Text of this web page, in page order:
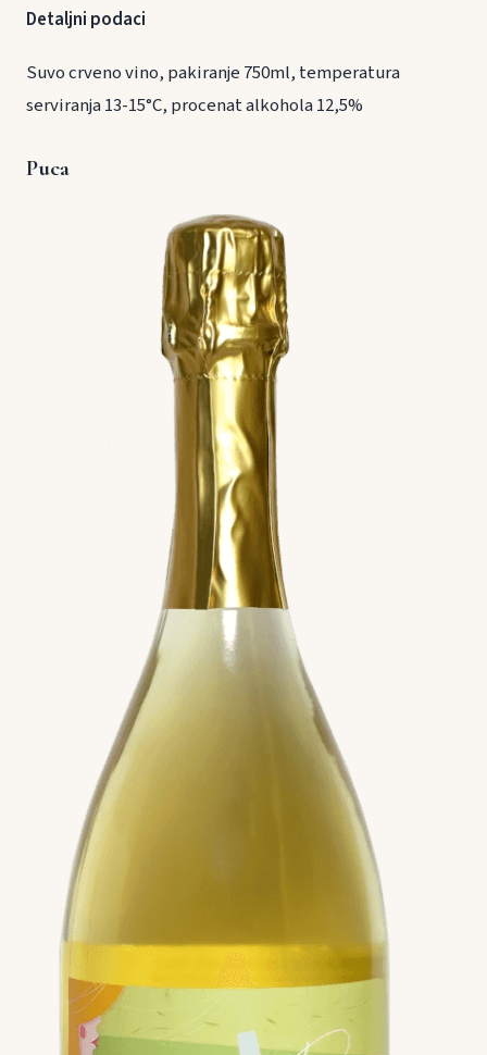
Detaljni podaci
Suvo crveno vino, pakiranje 750ml, temperatura
serviranja 13-15°C, procenat alkohola 12,5%
Puca